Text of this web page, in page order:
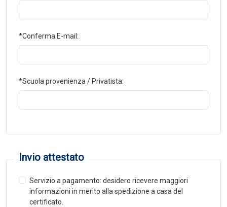
*Conferma E-mail:
*Scuola provenienza / Privatista:
Invio attestato
Servizio a pagamento: desidero ricevere maggiori
informazioni in merito alla spedizione a casa del
certificato.